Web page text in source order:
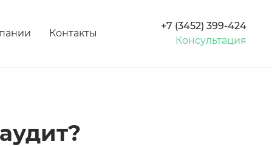
Контакты
+7 (3452) 399-424
Консультация